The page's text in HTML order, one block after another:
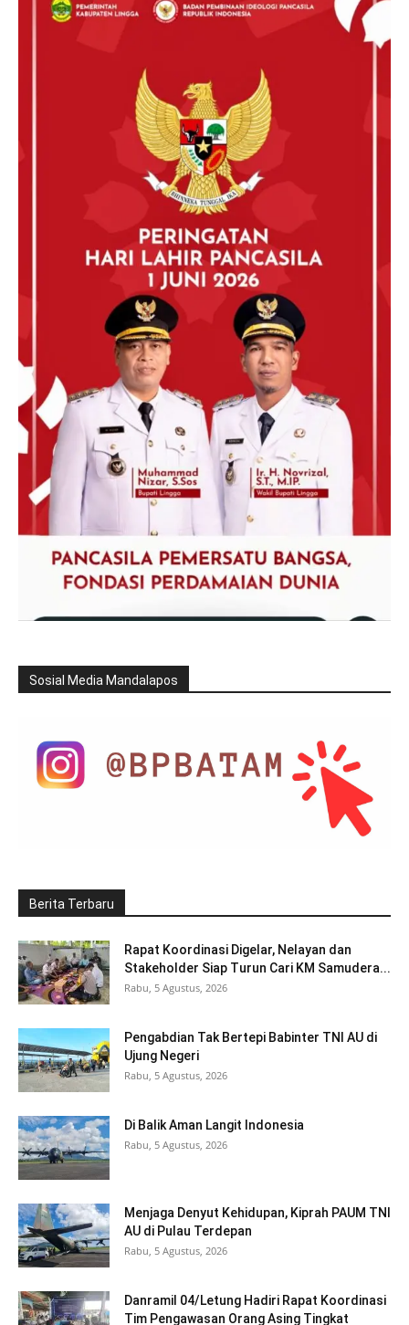
Sosial Media Mandalapos
Berita Terbaru
Rapat Koordinasi Digelar, Nelayan dan
Stakeholder Siap Turun Cari KM Samudera...
Rabu, 5 Agustus, 2026
Pengabdian Tak Bertepi Babinter TNI AU di
Ujung Negeri
Rabu, 5 Agustus, 2026
Di Balik Aman Langit Indonesia
Rabu, 5 Agustus, 2026
Menjaga Denyut Kehidupan, Kiprah PAUM TNI
AU di Pulau Terdepan
Rabu, 5 Agustus, 2026
Danramil 04/Letung Hadiri Rapat Koordinasi
Tim Pengawasan Orang Asing Tingkat